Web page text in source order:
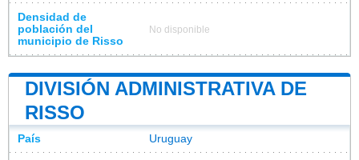
Densidad de
población del
municipio de Risso
No disponible
DIVISIÓN ADMINISTRATIVA DE
RISSO
País Uruguay